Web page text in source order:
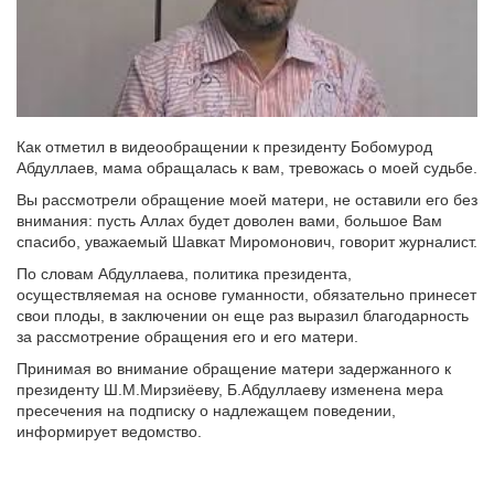
Как отметил в видеообращении к президенту Бобомурод
Абдуллаев, мама обращалась к вам, тревожась о моей судьбе.
Вы рассмотрели обращение моей матери, не оставили его без
внимания: пусть Аллах будет доволен вами, большое Вам
спасибо, уважаемый Шавкат Миромонович, говорит журналист.
По словам Абдуллаева, политика президента,
осуществляемая на основе гуманности, обязательно принесет
свои плоды, в заключении он еще раз выразил благодарность
за рассмотрение обращения его и его матери.
Принимая во внимание обращение матери задержанного к
президенту Ш.М.Мирзиёеву, Б.Абдуллаеву изменена мера
пресечения на подписку о надлежащем поведении,
информирует ведомство.